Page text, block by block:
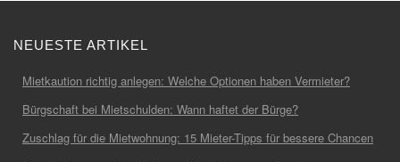
NEUESTE ARTIKEL
Mietkaution richtig anlegen: Welche Optionen haben Vermieter?
Bürgschaft bei Mietschulden: Wann haftet der Bürge?
Zuschlag für die Mietwohnung: 15 Mieter-Tipps für bessere Chancen